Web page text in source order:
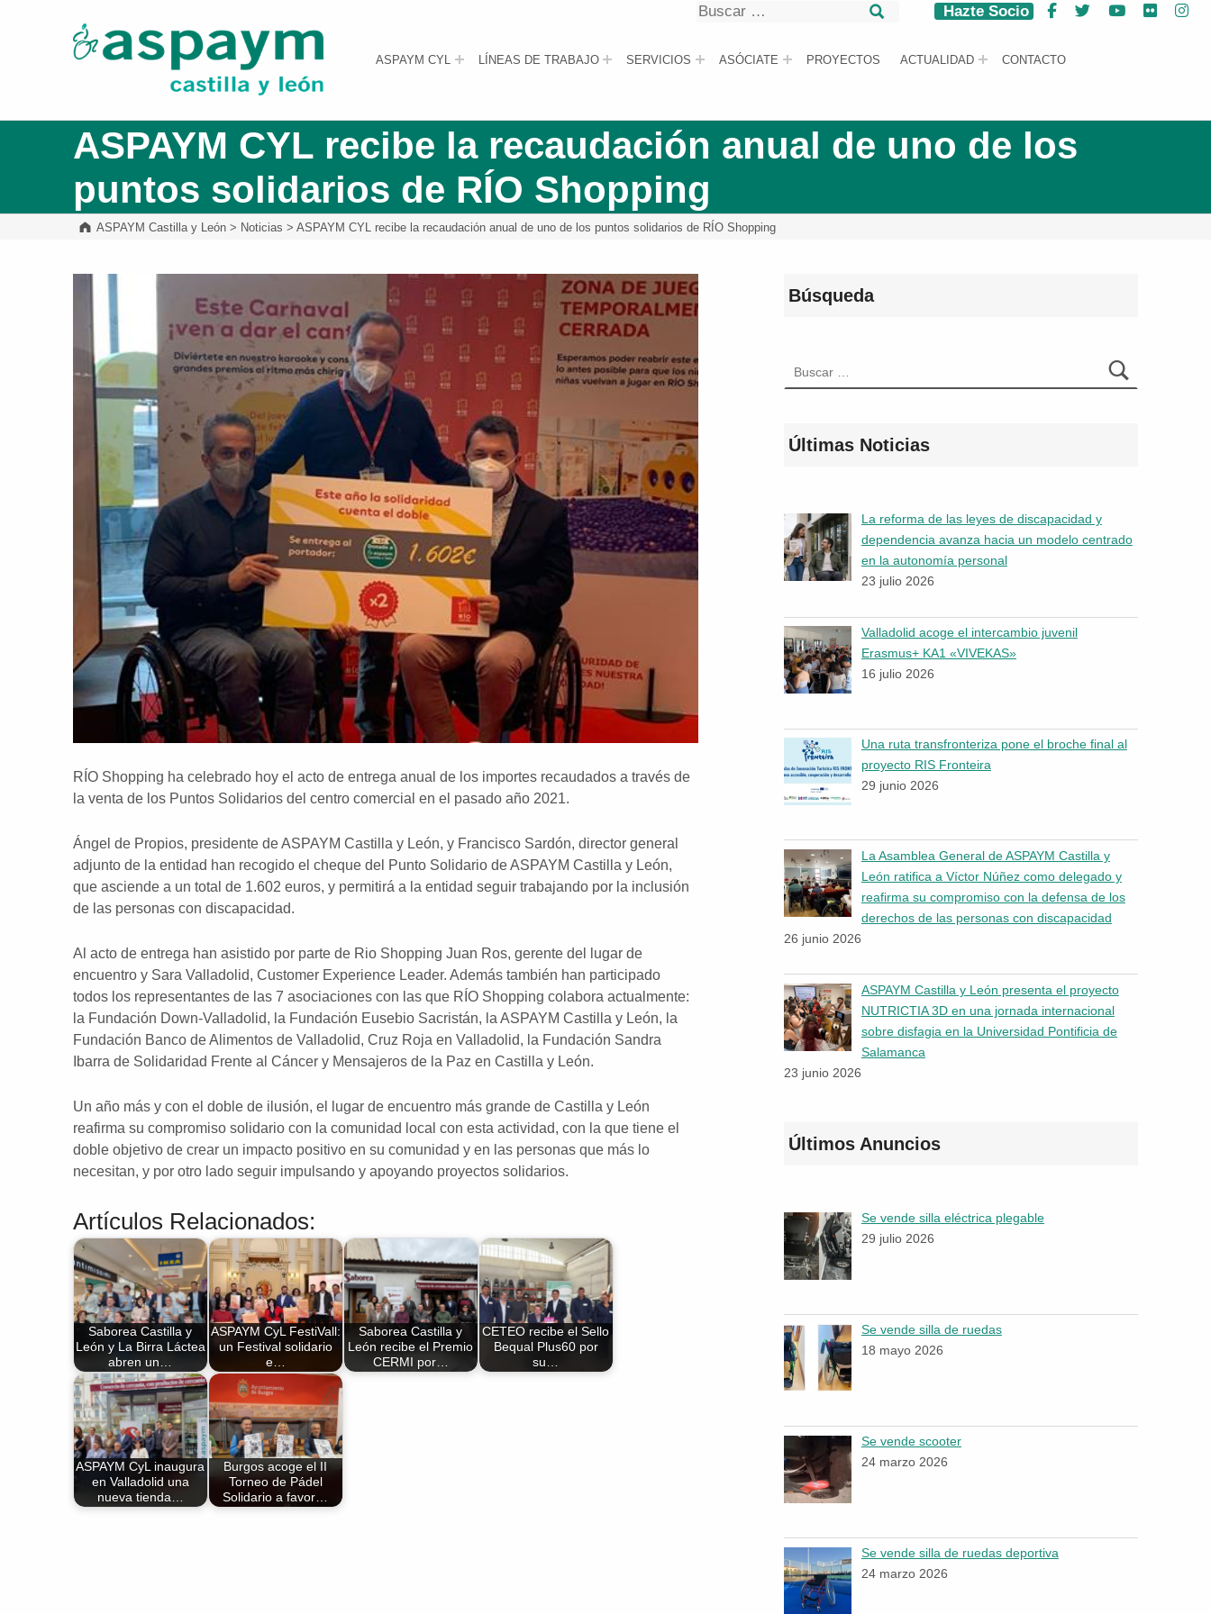
ASPAYM Castilla y León
ASPAYM CYL LÍNEAS DE TRABAJO SERVICIOS ASÓCIATE PROYECTOS ACTUALIDAD CONTACTO
Buscar
Hazte Socio Facebook
Twitter YouTube
Flickr
ASPAYM CYL recibe la recaudación anual de uno de los
puntos solidarios de RÍO Shopping
ASPAYM Castilla y León > Noticias >ASPAYM CYL recibe la recaudación anual de uno de los puntos solidarios de RÍO Shopping
RÍO Shopping ha celebrado hoy el acto de entrega anual de los importes recaudados a través de
la venta de los Puntos Solidarios del centro comercial en el pasado año 2021.
Ángel de Propios, presidente de ASPAYM Castilla y León, y Francisco Sardón, director general
adjunto de la entidad han recogido el cheque del Punto Solidario de ASPAYM Castilla y León,
que asciende a un total de 1.602 euros, y permitirá a la entidad seguir trabajando por la inclusión
de las personas con discapacidad.
Al acto de entrega han asistido por parte de Rio Shopping Juan Ros, gerente del lugar de
encuentro y Sara Valladolid, Customer Experience Leader. Además también han participado
todos los representantes de las 7 asociaciones con las que RÍO Shopping colabora actualmente:
la Fundación Down-Valladolid, la Fundación Eusebio Sacristán, la ASPAYM Castilla y León, la
Fundación Banco de Alimentos de Valladolid, Cruz Roja en Valladolid, la Fundación Sandra
Ibarra de Solidaridad Frente al Cáncer y Mensajeros de la Paz en Castilla y León.
Un año más y con el doble de ilusión, el lugar de encuentro más grande de Castilla y León
reafirma su compromiso solidario con la comunidad local con esta actividad, con la que tiene el
doble objetivo de crear un impacto positivo en su comunidad y en las personas que más lo
necesitan, y por otro lado seguir impulsando y apoyando proyectos solidarios.
Artículos Relacionados:
Saborea Castilla y
León y La Birra Láctea
abren un…
ASPAYM CyL FestiVall:
un Festival solidario
e…
Saborea Castilla y
León recibe el Premio
CERMI por…
CETEO recibe el Sello
Bequal Plus60 por
su…
ASPAYM CyL inaugura
en Valladolid una
nueva tienda…
Burgos acoge el II
Torneo de Pádel
Solidario a favor…
Búsqueda
Últimas Noticias
La reforma de las leyes de discapacidad y
dependencia avanza hacia un modelo centrado
en la autonomía personal
23 julio 2026
Valladolid acoge el intercambio juvenil
Erasmus+ KA1 «VIVEKAS»
16 julio 2026
Una ruta transfronteriza pone el broche final al
proyecto RIS Fronteira
29 junio 2026
La Asamblea General de ASPAYM Castilla y
León ratifica a Víctor Núñez como delegado y
reafirma su compromiso con la defensa de los
derechos de las personas con discapacidad
26 junio 2026
ASPAYM Castilla y León presenta el proyecto
NUTRICTIA 3D en una jornada internacional
sobre disfagia en la Universidad Pontificia de
Salamanca
23 junio 2026
Últimos Anuncios
Se vende silla eléctrica plegable
29 julio 2026
Se vende silla de ruedas
18 mayo 2026
Se vende scooter
24 marzo 2026
Se vende silla de ruedas deportiva
24 marzo 2026